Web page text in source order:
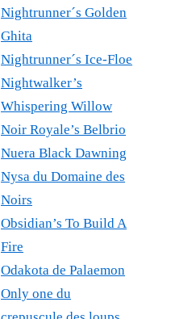
Nightrunner´s Golden
Ghita
Nightrunner´s Ice-Floe
Nightwalker’s
Whispering Willow
Noir Royale’s Belbrio
Nuera Black Dawning
Nysa du Domaine des
Noirs
Obsidian’s To Build A
Fire
Odakota de Palaemon
Only one du